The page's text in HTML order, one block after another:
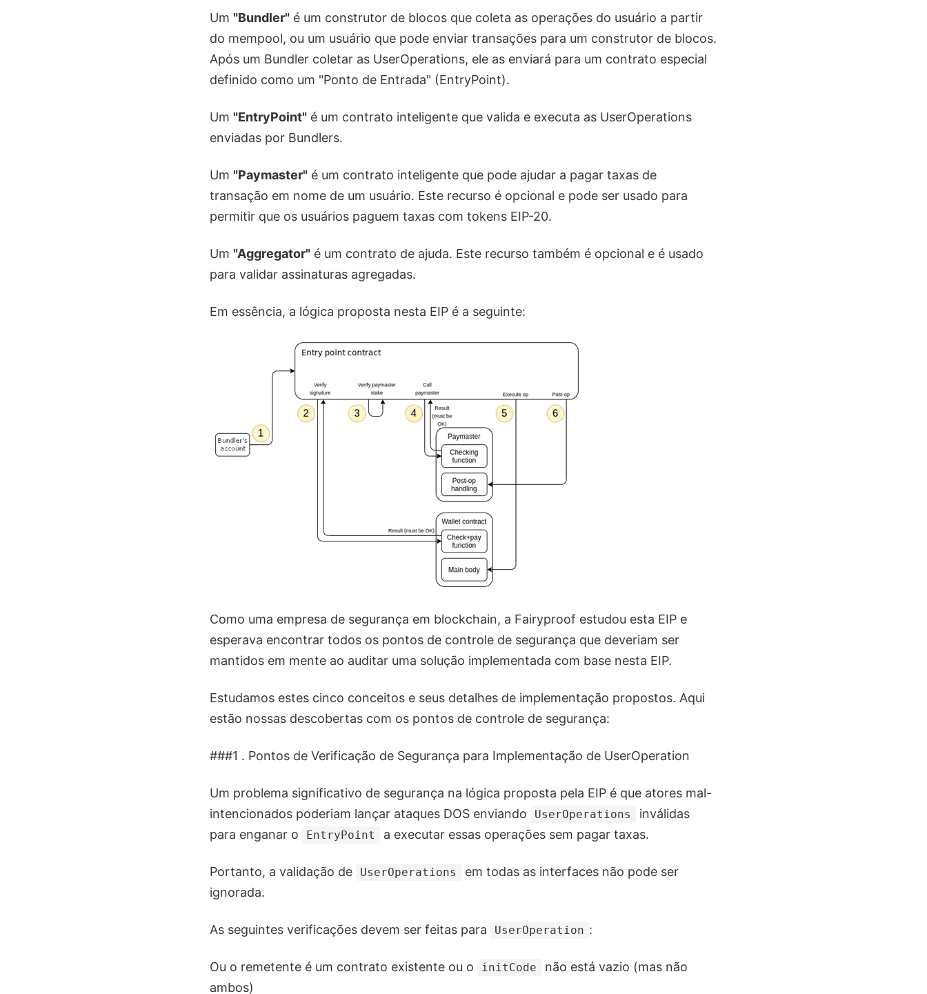
Um "Bundler" é um construtor de blocos que coleta as operações do usuário a partir
do mempool, ou um usuário que pode enviar transações para um construtor de blocos.
Após um Bundler coletar as UserOperations, ele as enviará para um contrato especial
definido como um "Ponto de Entrada" (EntryPoint).
Um "EntryPoint" é um contrato inteligente que valida e executa as UserOperations
enviadas por Bundlers.
Um "Paymaster" é um contrato inteligente que pode ajudar a pagar taxas de
transação em nome de um usuário. Este recurso é opcional e pode ser usado para
permitir que os usuários paguem taxas com tokens EIP-20.
Um "Aggregator" é um contrato de ajuda. Este recurso também é opcional e é usado
para validar assinaturas agregadas.
Em essência, a lógica proposta nesta EIP é a seguinte:
Como uma empresa de segurança em blockchain, a Fairyproof estudou esta EIP e
esperava encontrar todos os pontos de controle de segurança que deveriam ser
mantidos em mente ao auditar uma solução implementada com base nesta EIP.
Estudamos estes cinco conceitos e seus detalhes de implementação propostos. Aqui
estão nossas descobertas com os pontos de controle de segurança:
###1 . Pontos de Verificação de Segurança para Implementação de UserOperation
Um problema significativo de segurança na lógica proposta pela EIP é que atores mal-
intencionados poderiam lançar ataques DOS enviando
UserOperations
inválidas
para enganar o
EntryPoint a executar essas operações sem pagar taxas.
Portanto, a validação de UserOperations
em todas as interfaces não pode ser
ignorada.
As seguintes verificações devem ser feitas para UserOperation :
Ou o remetente é um contrato existente ou o initCode
não está vazio (mas não
ambos)